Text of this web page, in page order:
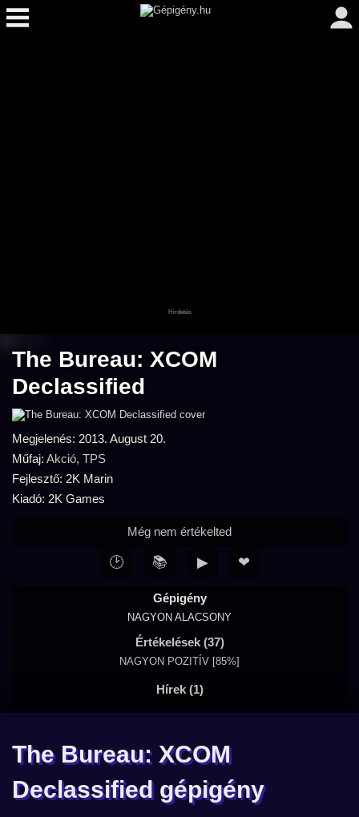
The Bureau: XCOM
Declassified
Megjelenés: 2013. August 20.
Műfaj: Akció, TPS
Fejlesztő: 2K Marin
Kiadó: 2K Games
Gépigény
NAGYON ALACSONY
Értékelések (37)
NAGYON POZITÍV [85%]
Hírek (1)
Még nem értékelted
🕑 📚 ▶ ❤
The Bureau: XCOM
Declassified gépigény